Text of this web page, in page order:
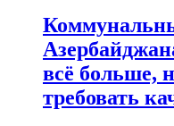
всё больше,
требовать